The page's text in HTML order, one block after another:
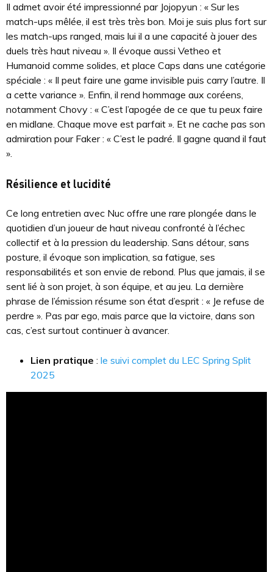
Il admet avoir été impressionné par Jojopyun : « Sur les
match-ups mêlée, il est très très bon. Moi je suis plus fort sur
les match-ups ranged, mais lui il a une capacité à jouer des
duels très haut niveau ». Il évoque aussi Vetheo et
Humanoid comme solides, et place Caps dans une catégorie
spéciale : « Il peut faire une game invisible puis carry l’autre. Il
a cette variance ». Enfin, il rend hommage aux coréens,
notamment Chovy : « C’est l’apogée de ce que tu peux faire
en midlane. Chaque move est parfait ». Et ne cache pas son
admiration pour Faker : « C’est le padré. Il gagne quand il faut
».
Résilience et lucidité
Ce long entretien avec Nuc offre une rare plongée dans le
quotidien d’un joueur de haut niveau confronté à l’échec
collectif et à la pression du leadership. Sans détour, sans
posture, il évoque son implication, sa fatigue, ses
responsabilités et son envie de rebond. Plus que jamais, il se
sent lié à son projet, à son équipe, et au jeu. La dernière
phrase de l’émission résume son état d’esprit : « Je refuse de
perdre ». Pas par ego, mais parce que la victoire, dans son
cas, c’est surtout continuer à avancer.
Lien pratique : le suivi complet du LEC Spring Split
2025